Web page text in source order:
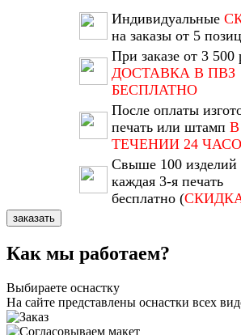
Индивидуальные
на заказы от 5
При заказе от 3 500
ДОСТАВКА В ПВЗ
БЕСПЛАТНО
После оплаты
печать или штамп В
ТЕЧЕНИИ 24
Свыше 100 изделий
каждая 3-я печать
бесплатно (
заказать
Как мы работаем?
Выбираете оснастку
На сайте представлены оснастки всех